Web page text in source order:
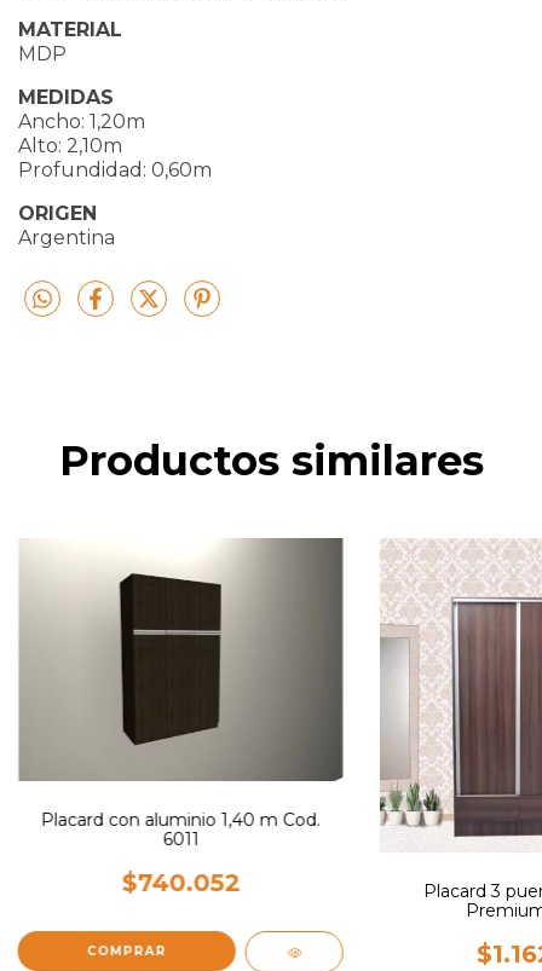
MATERIAL
MDP
MEDIDAS
Ancho: 1,20m
Alto: 2,10m
Profundidad: 0,60m
ORIGEN
Argentina
Productos similares
Placard con aluminio 1,40 m Cod.
6011
$740.052
COMPRAR
Placard 3